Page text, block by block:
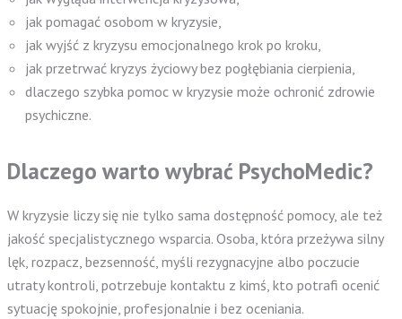
jak pomagać osobom w kryzysie,
jak wyjść z kryzysu emocjonalnego krok po kroku,
jak przetrwać kryzys życiowy bez pogłębiania cierpienia,
dlaczego szybka pomoc w kryzysie może ochronić zdrowie
psychiczne.
Dlaczego warto wybrać PsychoMedic?
W kryzysie liczy się nie tylko sama dostępność pomocy, ale też
jakość specjalistycznego wsparcia. Osoba, która przeżywa silny
lęk, rozpacz, bezsenność, myśli rezygnacyjne albo poczucie
utraty kontroli, potrzebuje kontaktu z kimś, kto potrafi ocenić
sytuację spokojnie, profesjonalnie i bez oceniania.